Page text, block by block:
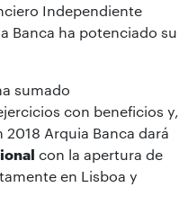
Independiente
Banca ha potenciado su
sumado
con beneficios y,
Arquia Banca dará
con la apertura de
en Lisboa y